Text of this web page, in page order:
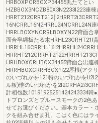
HRBOXPCRBOXP34455丸たてとい
HZBBOX3NCZB80X3N2233l223連
HRRT212CRRT212￨
16NCRRL16N2HRRL24NCRRL24N
HRRLBOXYNCRRLBOXYN22背面合
面合寧縄板たる木HRHL23CRHT21l
HRHBOXCRHBOX34455背面合出連
HRRHBOXCRRHBOX1!22屋根(アク
のいづれかを121特のいづれかを
ル板)惟のいづれかを
計相包数10191925251424243334韓
トプロンズとブルースモークの2色
せてお選びください。基本カラー・
クを組み合せま孔。こはく色にはラ